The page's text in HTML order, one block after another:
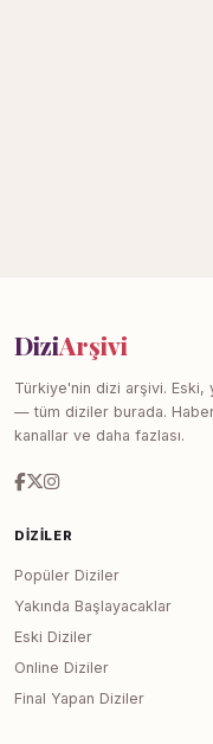
DiziArşivi
Türkiye'nin dizi arşivi. Eski,
— tüm diziler burada.
kanallar ve daha fazlası.
DIZILER
Popüler Diziler
Yakında Başlayacaklar
Eski Diziler
Online Diziler
Final Yapan Diziler